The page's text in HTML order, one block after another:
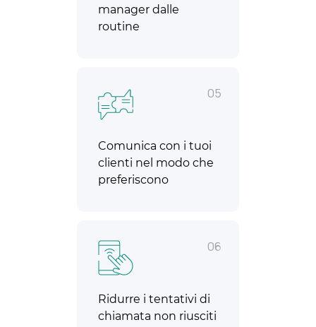
manager dalle
routine
05
Comunica con i tuoi
clienti nel modo che
preferiscono
06
Ridurre i tentativi di
chiamata non riusciti